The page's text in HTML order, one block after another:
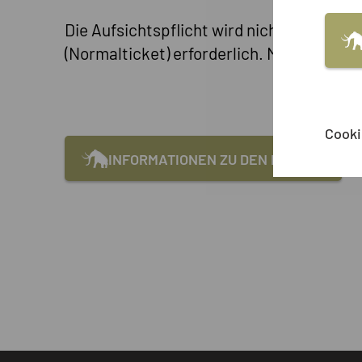
Die Aufsichtspflicht wird nicht an die
(Normalticket) erforderlich. Mit Ihrem
INFORMATIONEN ZU DEN KURSEN